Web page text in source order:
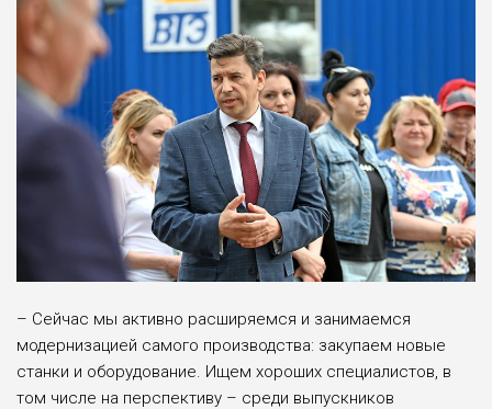
– Сейчас мы активно расширяемся и занимаемся
модернизацией самого производства: закупаем новые
станки и оборудование. Ищем хороших специалистов, в
том числе на перспективу – среди выпускников